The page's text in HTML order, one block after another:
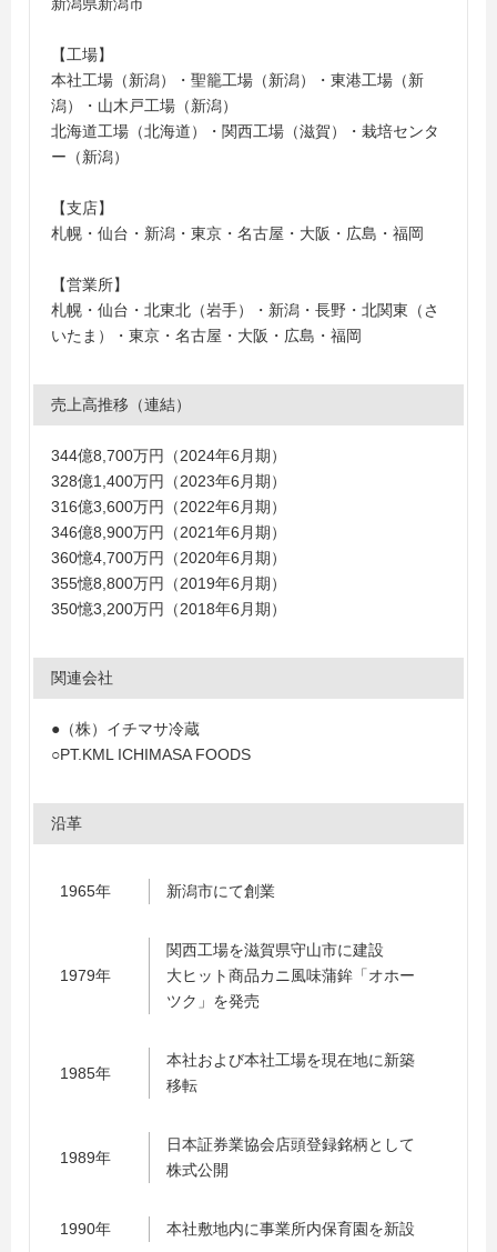
【工場】
本社工場（新潟）・聖籠工場（新潟）・東港工場（新
潟）・山木戸工場（新潟）
北海道工場（北海道）・関西工場（滋賀）・栽培センタ
ー（新潟）
【支店】
札幌・仙台・新潟・東京・名古屋・大阪・広島・福岡
【営業所】
札幌・仙台・北東北（岩手）・新潟・長野・北関東（さ
いたま）・東京・名古屋・大阪・広島・福岡
売上高推移（連結）
344億8,700万円（2024年6月期）
328億1,400万円（2023年6月期）
316億3,600万円（2022年6月期）
346億8,900万円（2021年6月期）
360憶4,700万円（2020年6月期）
355憶8,800万円（2019年6月期）
350憶3,200万円（2018年6月期）
関連会社
●（株）イチマサ冷蔵
○PT.KML ICHIMASA FOODS
沿革
1965年 新潟市にて創業
1979年
関西工場を滋賀県守山市に建設
大ヒット商品カニ風味蒲鉾「オホー
ツク」を発売
1985年
本社および本社工場を現在地に新築
移転
1989年
日本証券業協会店頭登録銘柄として
株式公開
1990年 本社敷地内に事業所内保育園を新設